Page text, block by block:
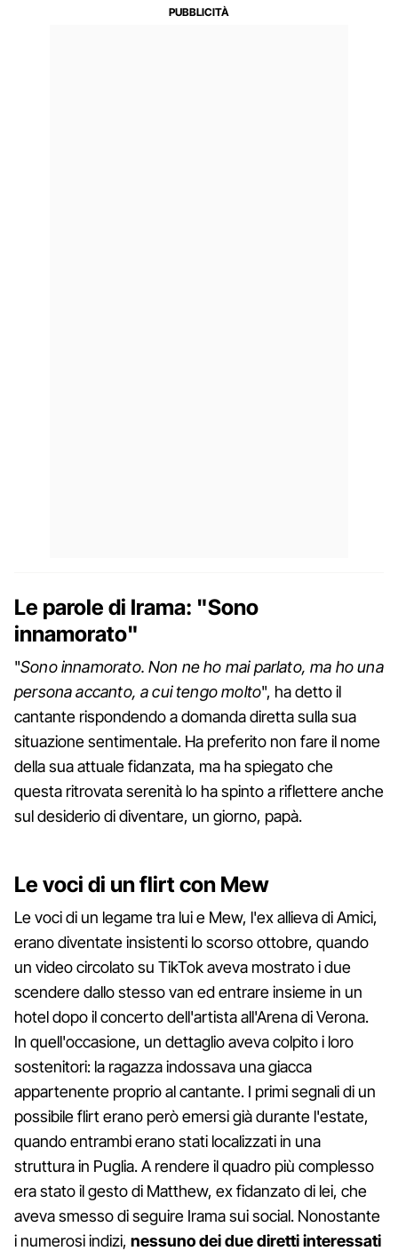
Le parole di Irama: "Sono
innamorato"
"Sono innamorato. Non ne ho mai parlato, ma ho una
persona accanto, a cui tengo molto", ha detto il
cantante rispondendo a domanda diretta sulla sua
situazione sentimentale. Ha preferito non fare il nome
della sua attuale fidanzata, ma ha spiegato che
questa ritrovata serenità lo ha spinto a riflettere anche
sul desiderio di diventare, un giorno, papà.
Le voci di un flirt con Mew
Le voci di un legame tra lui e Mew, l'ex allieva di Amici,
erano diventate insistenti lo scorso ottobre, quando
un video circolato su TikTok aveva mostrato i due
scendere dallo stesso van ed entrare insieme in un
hotel dopo il concerto dell'artista all'Arena di Verona.
In quell'occasione, un dettaglio aveva colpito i loro
sostenitori: la ragazza indossava una giacca
appartenente proprio al cantante. I primi segnali di un
possibile flirt erano però emersi già durante l'estate,
quando entrambi erano stati localizzati in una
struttura in Puglia. A rendere il quadro più complesso
era stato il gesto di Matthew, ex fidanzato di lei, che
aveva smesso di seguire Irama sui social. Nonostante
i numerosi indizi, nessuno dei due diretti interessati